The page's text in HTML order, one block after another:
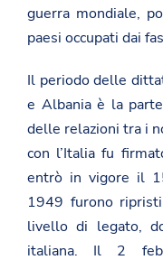
guerra mondiale,
paesi occupati dai
Il periodo delle
e Albania è la
delle relazioni tra i
con l’Italia fu
entrò in vigore il
1949 furono
livello di legato,
italiana. Il 2